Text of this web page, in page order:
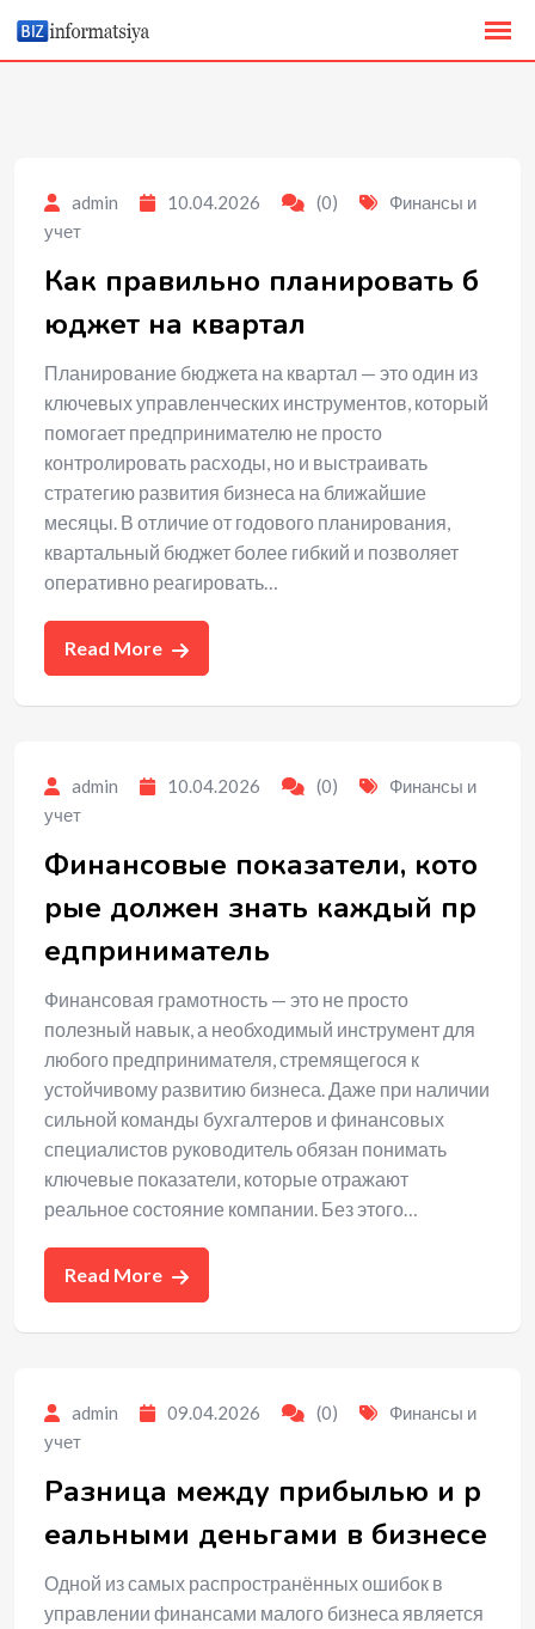
content
admin 10.04.2026 (0)
Финансы и
учет
Как правильно планировать б
юджет на квартал
Планирование бюджета на квартал — это один из
ключевых управленческих инструментов, который
помогает предпринимателю не просто
контролировать расходы, но и выстраивать
стратегию развития бизнеса на ближайшие
месяцы. В отличие от годового планирования,
квартальный бюджет более гибкий и позволяет
оперативно реагировать…
Read More
admin 10.04.2026 (0)
Финансы и
учет
Финансовые показатели, кото
рые должен знать каждый пр
едприниматель
Финансовая грамотность — это не просто
полезный навык, а необходимый инструмент для
любого предпринимателя, стремящегося к
устойчивому развитию бизнеса. Даже при наличии
сильной команды бухгалтеров и финансовых
специалистов руководитель обязан понимать
ключевые показатели, которые отражают
реальное состояние компании. Без этого…
Read More
admin 09.04.2026 (0)
Финансы и
учет
Разница между прибылью и р
еальными деньгами в бизнесе
Одной из самых распространённых ошибок в
управлении финансами малого бизнеса является